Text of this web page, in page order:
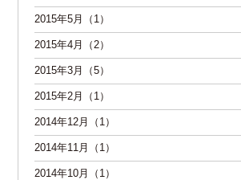
2015年5月（1）
2015年4月（2）
2015年3月（5）
2015年2月（1）
2014年12月（1）
2014年11月（1）
2014年10月（1）